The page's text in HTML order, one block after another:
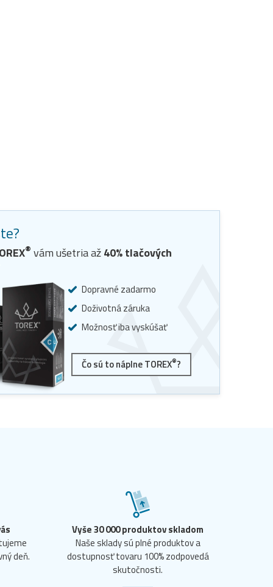
® vám ušetria až40% tlačových
Dopravné zadarmo
Doživotná záruka
Možnosť iba vyskúšať
Čo sú to náplne TOREX®?
deň.
Vyše 30 000 produktov skladom
Naše sklady sú plné produktov a
dostupnosť tovaru 100% zodpovedá
skutočnosti.